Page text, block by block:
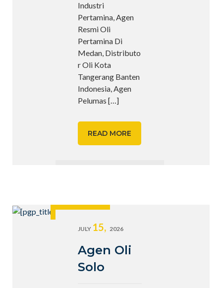
Industri
Pertamina, Agen
Resmi Oli
Pertamina Di
Medan, Distributo
r Oli Kota
Tangerang Banten
Indonesia, Agen
Pelumas […]
READ MORE
JULY 15, 2026
Agen Oli
Solo